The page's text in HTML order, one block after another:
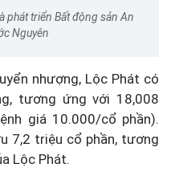
phát triển Bất động sản An
Nguyên
nhượng, Lộc Phát có
tương ứng với 18,008
giá 10.000/cổ phần).
7,2 triệu cổ phần, tương
Lộc Phát.